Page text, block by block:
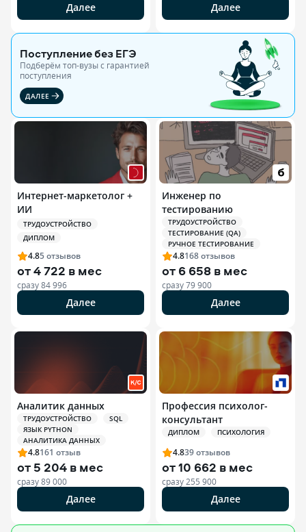
Далее Далее
Поступление без ЕГЭ
Подберём топ-вузы c гарантией
поступления
ДАЛЕЕ
Интернет-маркетолог +
ИИ
ТРУДОУСТРОЙСТВО
ДИПЛОМ
4.85отзывов
от4 722 в мес
сразу84 996
Далее
Инженер по
тестированию
ТРУДОУСТРОЙСТВО
ТЕСТИРОВАНИЕ (QA)
РУЧНОЕ ТЕСТИРОВАНИЕ
4.8168отзывов
от 6 658 в мес
сразу79 900
Далее
Аналитик данных
ТРУДОУСТРОЙСТВО
SQL
ЯЗЫК PYTHON
АНАЛИТИКА ДАННЫХ
4.8161 отзыв
от 5 204 в мес
сразу89 000
Далее
Профессия психолог-
консультант
ДИПЛОМ ПСИХОЛОГИЯ
4.839отзывов
от10 662 в мес
сразу 255 900
Далее